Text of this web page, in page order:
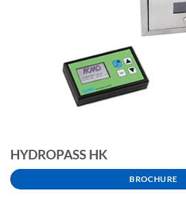
HYDROPASS HK
BROCHURE